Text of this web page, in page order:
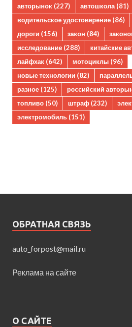
авторынок (227) автошкола(81)
водительское удостоверение (86)
дороги (156) закон (84)
исследование (288) китайские
лайфхак (642) мотоциклы (96)
новые технологии (82)
разное (125) российский
топливо (50) штраф (232)
электромобиль (151)
ОБРАТНАЯ СВЯЗЬ
auto_forpost@mail.ru
Реклама на сайте
О САЙТЕ